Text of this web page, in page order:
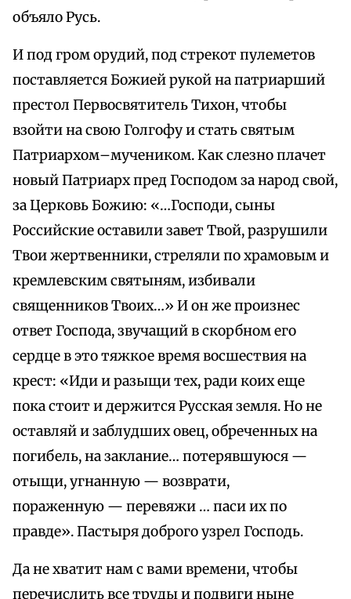
объяло Русь.
И под гром орудий, под стрекот пулеметов
поставляется Божией рукой на патриарший
престол Первосвятитель Тихон, чтобы
взойти на свою Голгофу и стать святым
Патриархом–мучеником. Как слезно плачет
новый Патриарх пред Господом за народ свой,
за Церковь Божию: «…Господи, сыны
Российские оставили завет Твой, разрушили
Твои жертвенники, стреляли по храмовым и
кремлевским святыням, избивали
священников Твоих…» И он же произнес
ответ Господа, звучащий в скорбном его
сердце в это тяжкое время восшествия на
крест: «Иди и разыщи тех, ради коих еще
пока стоит и держится Русская земля. Но не
оставляй и заблудших овец, обреченных на
погибель, на заклание… потерявшуюся —
отыщи, угнанную — возврати,
пораженную — перевяжи … паси их по
правде». Пастыря доброго узрел Господь.
Да не хватит нам с вами времени, чтобы
перечислить все труды и подвиги ныне